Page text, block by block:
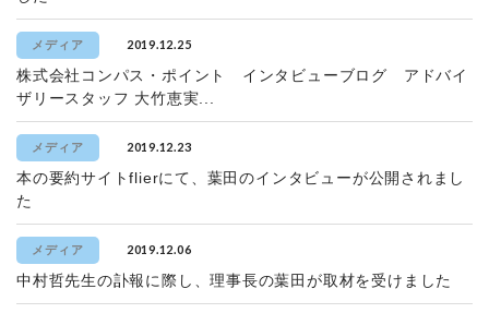
メディア 2019.12.25
株式会社コンパス・ポイント インタビューブログ アドバイ
ザリースタッフ 大竹恵実...
メディア 2019.12.23
本の要約サイトflierにて、葉田のインタビューが公開されまし
た
メディア 2019.12.06
中村哲先生の訃報に際し、理事長の葉田が取材を受けました